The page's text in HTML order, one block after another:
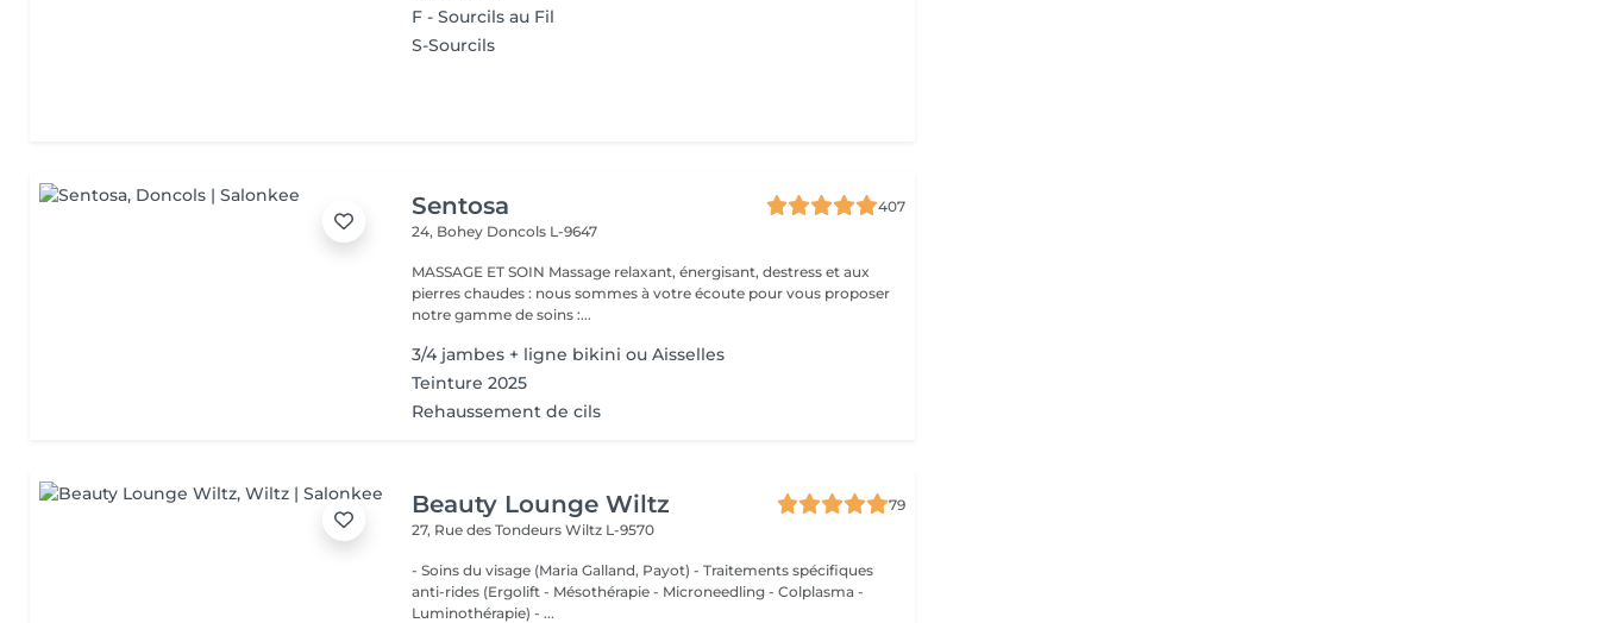
F - Sourcils au Fil
S-Sourcils
Sentosa
407
24, Bohey Doncols L-9647
MASSAGE ET SOIN Massage relaxant, énergisant, destress et aux
pierres chaudes : nous sommes à votre écoute pour vous proposer
notre gamme de soins :...
3/4 jambes + ligne bikini ou Aisselles
Teinture 2025
Rehaussement de cils
Beauty Lounge Wiltz
79
27, Rue des TondeursWiltz L-9570
- Soins du visage (Maria Galland, Payot) - Traitements spécifiques
anti-rides (Ergolift - Mésothérapie - Microneedling - Colplasma -
Luminothérapie) - ...